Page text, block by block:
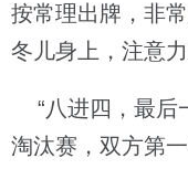
按常理出牌，非
冬儿身上，注意
“八进四，最后
淘汰赛，双方第